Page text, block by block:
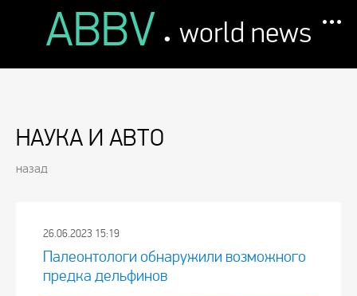
ABBV . world news
НАУКА И АВТО
назад
26.06.2023 15:19
Палеонтологи обнаружили возможного
предка дельфинов